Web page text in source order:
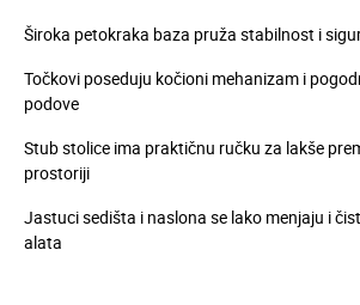
Široka petokraka baza pruža stabilnost i
Točkovi poseduju kočioni mehanizam i
podove
Stub stolice ima praktičnu ručku za lakše
prostoriji
Jastuci sedišta i naslona se lako menjaju i
alata